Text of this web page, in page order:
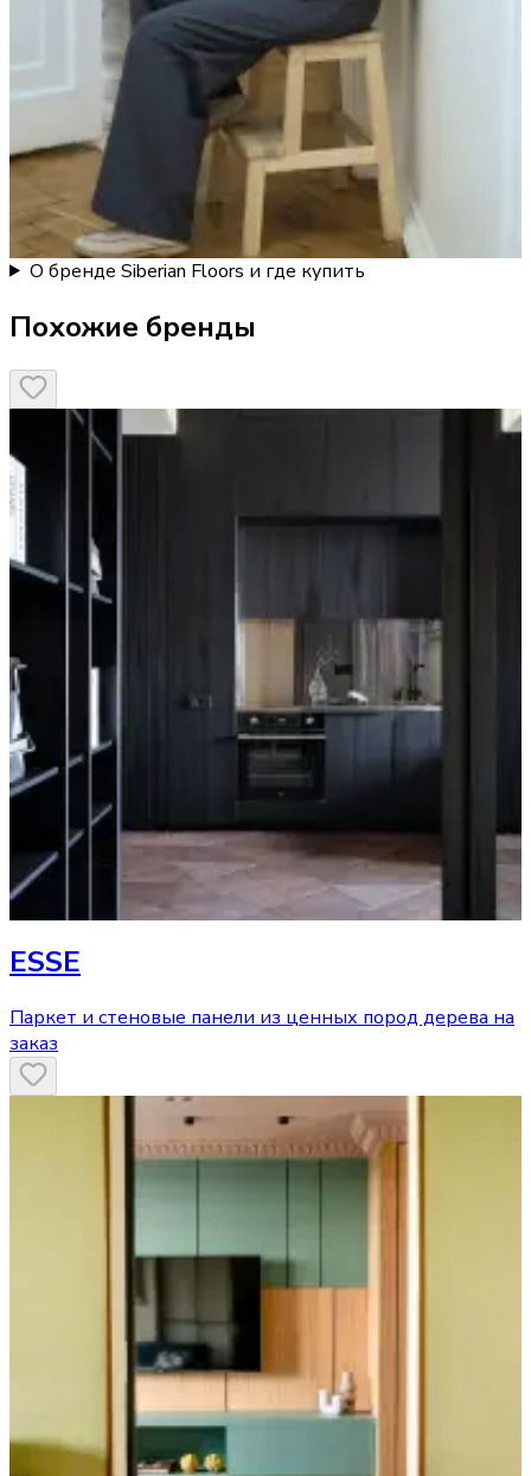
О бренде Siberian Floors и где купить
Похожие бренды
ESSE
Паркет и стеновые панели из ценных пород дерева на
заказ